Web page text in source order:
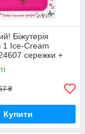
Біжутерія
1 Ice-Cream
сережки +
якість тільки
₴
Купити